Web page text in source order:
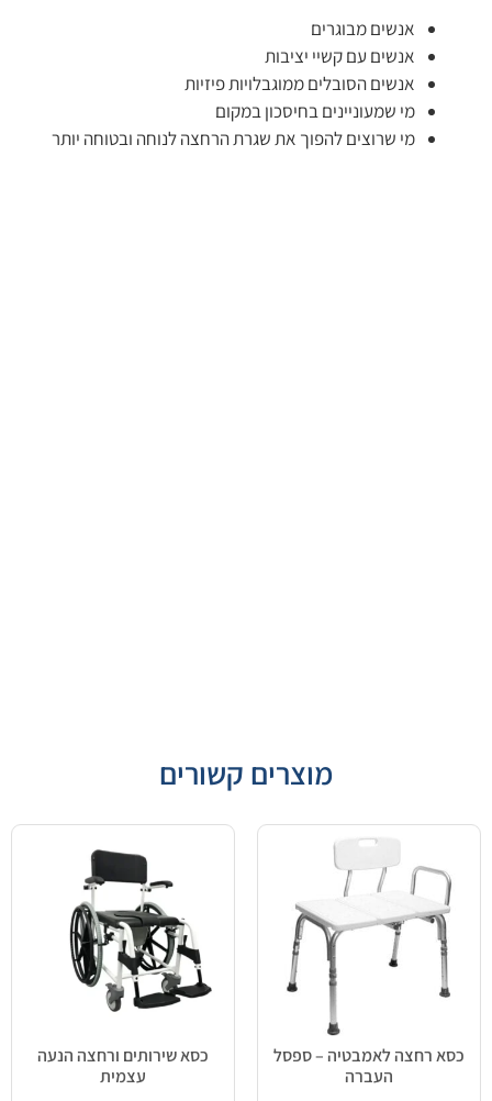
אנשים מבוגרים
אנשים עם קשיי יציבות
אנשים הסובלים ממוגבלויות פיזיות
מי שמעוניינים בחיסכון במקום
מי שרוצים להפוך את שגרת הרחצה לנוחה ובטוחה יותר
מוצרים קשורים
כסא רחצה לאמבטיה – ספסל
העברה
כסא שירותים ורחצה הנעה
עצמית